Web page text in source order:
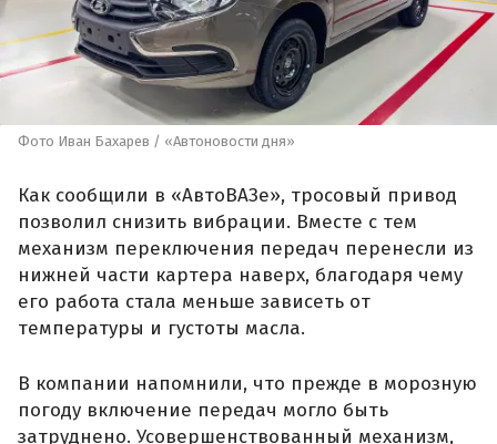
Фото Иван Бахарев / «Автоновости дня»
Как сообщили в «АвтоВАЗе», тросовый привод
позволил снизить вибрации. Вместе с тем
механизм переключения передач перенесли из
нижней части картера наверх, благодаря чему
его работа стала меньше зависеть от
температуры и густоты масла.
В компании напомнили, что прежде в морозную
погоду включение передач могло быть
затруднено. Усовершенствованный механизм,